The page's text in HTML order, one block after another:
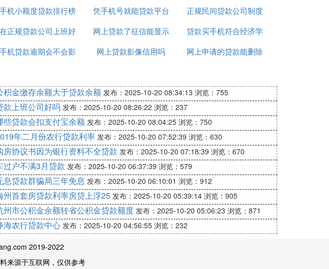
。
法院应予支持。
避免不必要的经济损失和信用损害。
真的吗
手机小额度贷款排行榜 凭手机号就能贷款平台
正规民间贷款公司制度
在正规贷款公司上班好
吗
网上贷款了征信能显示
出来吗
贷款买手机符合经济学
吗
手机贷款逾期会不会影
网上贷款影像信用吗
网上申请的贷款能删除
积金缴存余额大于贷款余额 发布：2025-10-20 08:34:13 浏览：755
款上班公司好吗 发布：2025-10-20 08:26:22 浏览：237
些贷款会扣支付宝余额 发布：2025-10-20 08:04:25 浏览：750
年二月份农行贷款利率 发布：2025-10-20 07:52:39 浏览：630
房协议书因为银行资料不全贷款 发布：2025-10-20 07:18:39 浏览：670
过户不满3月贷款 发布：2025-10-20 06:37:39 浏览：579
息贷款群骗局三年免息 发布：2025-10-20 06:10:01 浏览：912
州首套房贷款利率房贷上浮25发布：2025-10-20 05:39:14 浏览：905
州市公积金余额转省公积金贷款额度 发布：2025-10-20 05:06:23 浏览：871
海农行贷款中心 发布：2025-10-20 04:56:55 浏览：232
2019-2022
来源于互联网，仅供参考